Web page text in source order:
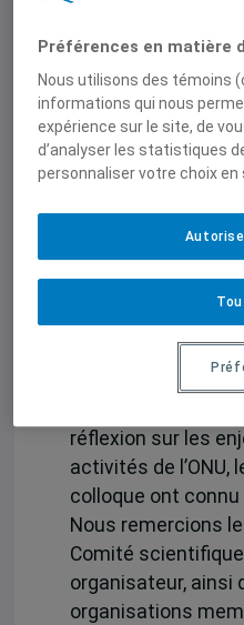
permanente du
l’Organisation de
internationale
conférence-midi
Monsieur Steven
venu parlé de ses
prochaine
les changements
en décembre
Avec plus de150
réflexion sur les
activités de l’ONU,
colloque ont
Nous remercions
Comité
organisateur, ainsi
organisations
Préférences en matière
Nous utilisons des témoins
informations qui nous
expérience sur le site, de
d’analyser les statistiques
personnaliser votre choix